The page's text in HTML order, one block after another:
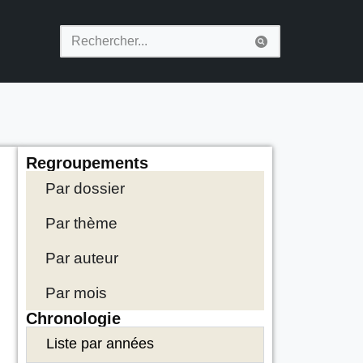
Regroupements
Par dossier
Par thème
Par auteur
Par mois
Chronologie
Liste par années